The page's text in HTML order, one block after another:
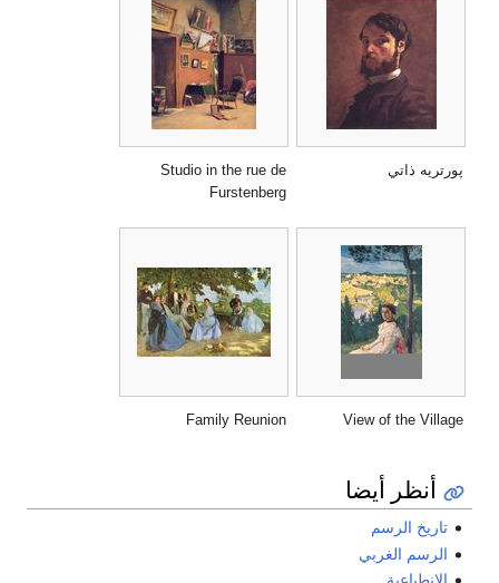
ذاتي
Studio in the rue de
Furstenberg
View of the
Family Reunion
أنظر أيضا
تاريخ الرسم
الرسم الغربي